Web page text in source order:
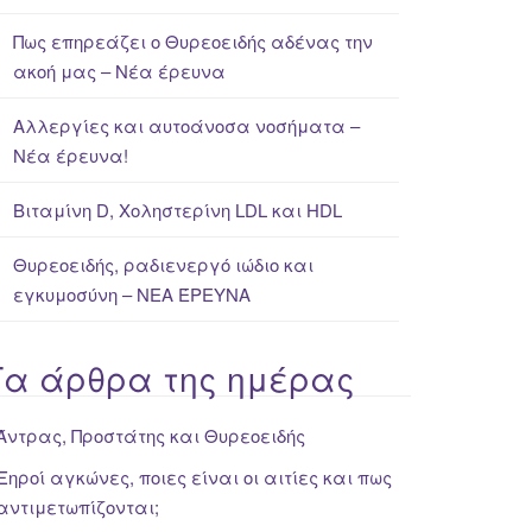
Πως επηρεάζει ο Θυρεοειδής αδένας την
ακοή μας – Νέα έρευνα
Αλλεργίες και αυτοάνοσα νοσήματα –
Νέα έρευνα!
Βιταμίνη D, Χοληστερίνη LDL και HDL
Θυρεοειδής, ραδιενεργό ιώδιο και
εγκυμοσύνη – ΝΕΑ ΈΡΕΥΝΑ
άρθρα της ημέρας
Προστάτης και Θυρεοειδής
αγκώνες, ποιες είναι οι αιτίες και πως